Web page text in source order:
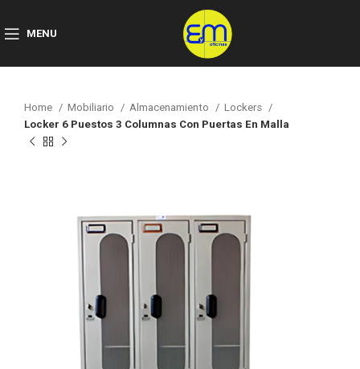
MENU
Home Mobiliario Almacenamiento
Lockers
Locker 6 Puestos 3 Columnas Con Puertas En Malla